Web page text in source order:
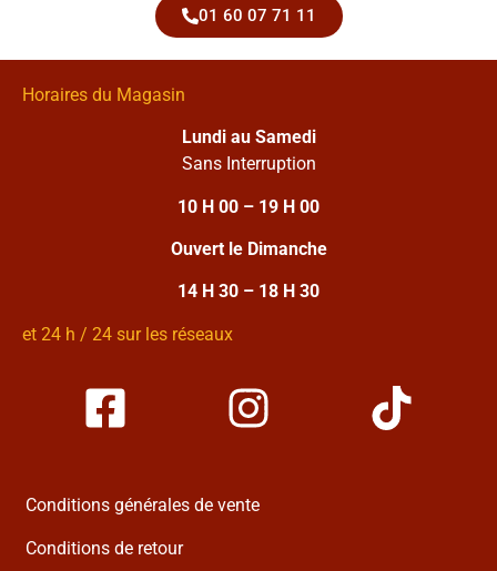
01 60 07 71 11
Horaires du Magasin
Lundi au Samedi
Sans Interruption
10 H 00 – 19 H 00
Ouvert le Dimanche
14 H 30 – 18 H 30
et 24 h / 24 sur les réseaux
Conditions générales de vente
Conditions de retour